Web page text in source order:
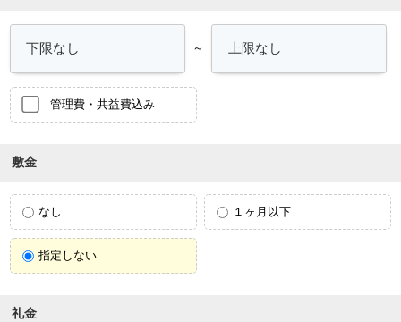
～
管理費・共益費込み
敷金
なし １ヶ月以下
指定しない
礼金